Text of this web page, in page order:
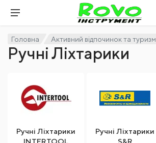
Головна Активний відпочинок та туризм
Ручні Ліхтарики
Ручні Ліхтарики
Ручні Ліхтарики